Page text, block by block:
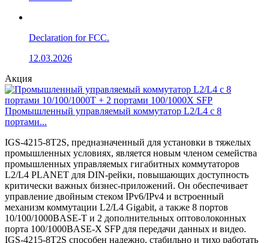
Declaration for FCC.
12.03.2026
Акция
Промышленный управляемый коммутатор L2/L4 с 8
портами...
IGS-4215-8T2S, предназначенный для установки в тяжелых
промышленных условиях, является новым членом семейства
промышленных управляемых гигабитных коммутаторов
L2/L4 PLANET для DIN-рейки, повышающих доступность
критически важных бизнес-приложений. Он обеспечивает
управление двойным стеком IPv6/IPv4 и встроенный
механизм коммутации L2/L4 Gigabit, а также 8 портов
10/100/1000BASE-T и 2 дополнительных оптоволоконных
порта 100/1000BASE-X SFP для передачи данных и видео.
IGS-4215-8T2S способен надежно, стабильно и тихо работать